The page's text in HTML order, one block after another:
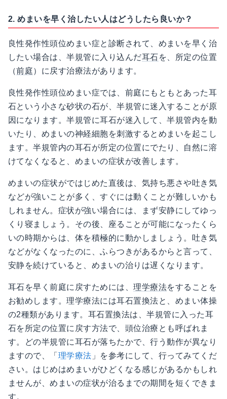
2. めまいを早く治したい人はどうしたら良いか？
良性発作性頭位めまい症と診断されて、めまいを早く治
したい場合は、半規管に入り込んだ耳石を、所定の位置
（前庭）に戻す治療法があります。
良性発作性頭位めまい症では、前庭にもともとあった耳
石という小さな砂状の石が、半規管に迷入することが原
因になります。半規管に耳石が迷入して、半規管内を動
いたり、めまいの神経細胞を刺激するとめまいを起こし
ます。半規管内の耳石が所定の位置にでたり、自然に溶
けてなくなると、めまいの症状が改善します。
めまいの症状がではじめた直後は、気持ち悪さや吐き気
などが強いことが多く、すぐには動くことが難しいかも
しれません。症状が強い場合には、まず安静にしてゆっ
くり寝ましょう。その後、座ることが可能になったくら
いの時期からは、体を積極的に動かしましょう。吐き気
などがなくなったのに、ふらつきがあるからと言って、
安静を続けていると、めまいの治りは遅くなります。
耳石を早く前庭に戻すためには、理学療法をすることを
お勧めします。理学療法には耳石置換法と、めまい体操
の2種類があります。耳石置換法は、半規管に入った耳
石を所定の位置に戻す方法で、頭位治療とも呼ばれま
す。どの半規管に耳石が落ちたかで、行う動作が異なり
ますので、「 理学療法 」を参考にして、行ってみてくだ
さい。はじめはめまいがひどくなる感じがあるかもしれ
ませんが、めまいの症状が治るまでの期間を短くできま
す。